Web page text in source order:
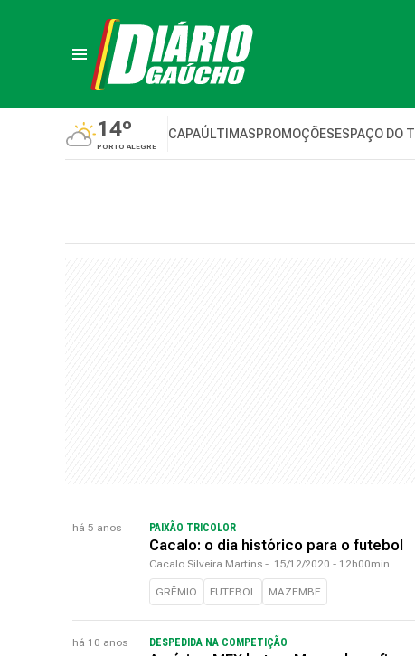
14º
PORTO ALEGRE
CAPAÚLTIMASPROMOÇÕESESPAÇO DO
há 5 anos PAIXÃO TRICOLOR
Cacalo: o dia histórico para o futebol
Cacalo Silveira Martins - 15/12/2020 - 12h00min
GRÊMIO FUTEBOL MAZEMBE
há 10 anos DESPEDIDA NA COMPETIÇÃO